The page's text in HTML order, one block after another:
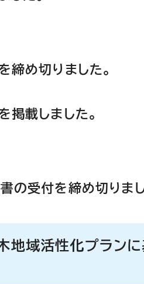
め切りました。
載しました。
受付を締め切りまし
地域活性化プラン